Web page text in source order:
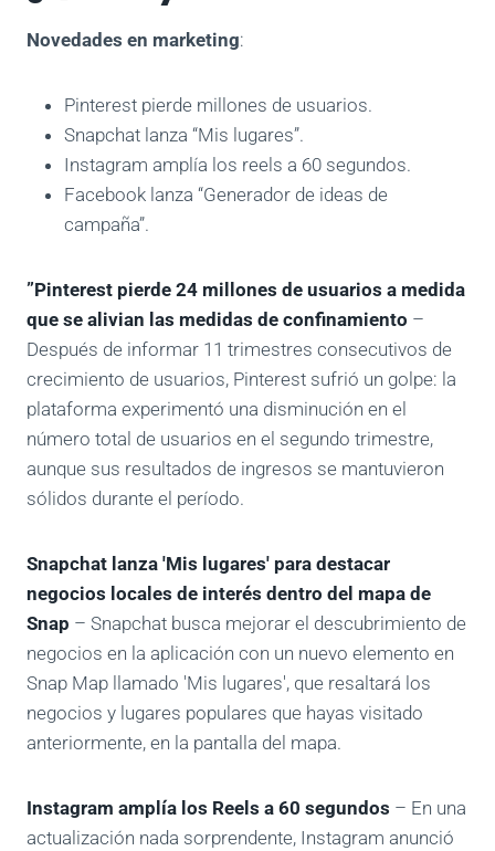
Novedades en marketing:
Pinterest pierde millones de usuarios.
Snapchat lanza “Mis lugares”.
Instagram amplía los reels a 60 segundos.
Facebook lanza “Generador de ideas de
campaña”.
”Pinterest pierde 24 millones de usuarios a medida
que se alivian las medidas de confinamiento –
Después de informar 11 trimestres consecutivos de
crecimiento de usuarios, Pinterest sufrió un golpe: la
plataforma experimentó una disminución en el
número total de usuarios en el segundo trimestre,
aunque sus resultados de ingresos se mantuvieron
sólidos durante el período.
Snapchat lanza 'Mis lugares' para destacar
negocios locales de interés dentro del mapa de
Snap – Snapchat busca mejorar el descubrimiento de
negocios en la aplicación con un nuevo elemento en
Snap Map llamado 'Mis lugares', que resaltará los
negocios y lugares populares que hayas visitado
anteriormente, en la pantalla del mapa.
Instagram amplía los Reels a 60 segundos – En una
actualización nada sorprendente, Instagram anunció